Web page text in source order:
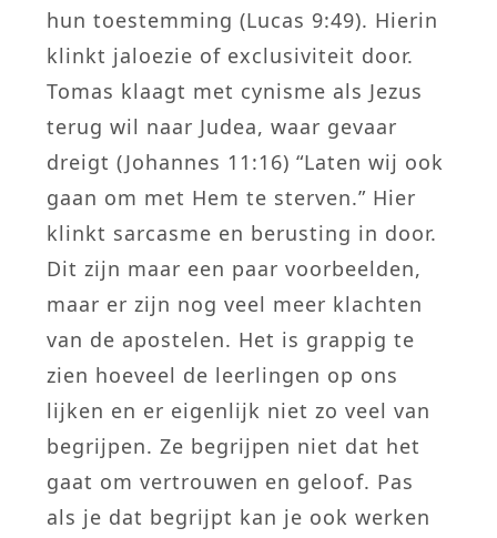
hun toestemming (Lucas 9:49). Hierin
klinkt jaloezie of exclusiviteit door.
Tomas klaagt met cynisme als Jezus
terug wil naar Judea, waar gevaar
dreigt (Johannes 11:16) “Laten wij ook
gaan om met Hem te sterven.” Hier
klinkt sarcasme en berusting in door.
Dit zijn maar een paar voorbeelden,
maar er zijn nog veel meer klachten
van de apostelen. Het is grappig te
zien hoeveel de leerlingen op ons
lijken en er eigenlijk niet zo veel van
begrijpen. Ze begrijpen niet dat het
gaat om vertrouwen en geloof. Pas
als je dat begrijpt kan je ook werken